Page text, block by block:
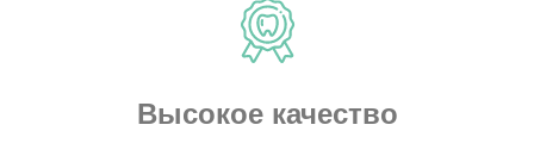
Высокое качество